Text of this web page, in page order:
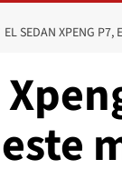
EL SEDAN XPENG P7,